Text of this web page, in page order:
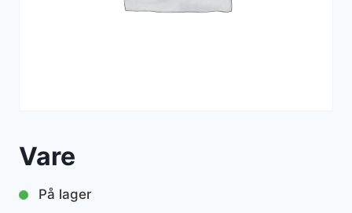
Vare
På lager